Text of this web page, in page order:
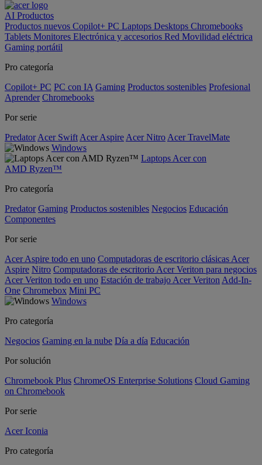
AI Productos
Productos nuevos Copilot+ PC Laptops Desktops Chromebooks
Tablets Monitores Electrónica y accesorios Red Movilidad eléctrica
Gaming portátil
Pro categoría
Copilot+ PC PC con IA Gaming Productos sostenibles Profesional
Aprender Chromebooks
Por serie
Predator Acer Swift Acer Aspire Acer Nitro Acer TravelMate
Windows
Laptops Acer con
AMD Ryzen™
Pro categoría
Predator Gaming Productos sostenibles Negocios Educación
Componentes
Por serie
Acer Aspire todo en uno Computadoras de escritorio clásicas Acer
Aspire Nitro Computadoras de escritorio Acer Veriton para negocios
Acer Veriton todo en uno Estación de trabajo Acer Veriton Add-In-
One Chromebox Mini PC
Windows
Pro categoría
Negocios Gaming en la nube Día a día Educación
Por solución
Chromebook Plus ChromeOS Enterprise Solutions Cloud Gaming
on Chromebook
Por serie
Acer Iconia
Pro categoría